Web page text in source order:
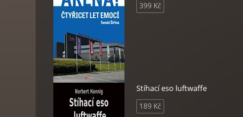
399 Kč
Stíhací eso luftwaffe
189 Kč